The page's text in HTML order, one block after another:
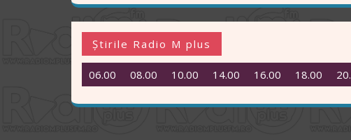
Știrile Radio M plus
06.00 08.00 10.00 14.00 16.00 18.00